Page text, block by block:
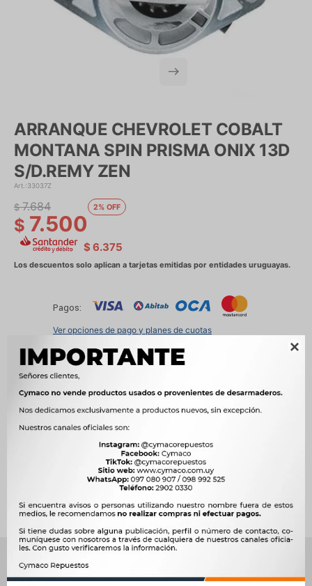

ARRANQUE CHEVROLET COBALT
MONTANA SPIN PRISMA ONIX 13D
S/D.REMY ZEN
33037Z
$ 7.500
$ 7.684 2
$ 6.375
Pagos:
Ver opciones de pago y planes de cuotas
Métodos y costos de envío
Ver mas productos de la marca Zen
Productos que te pueden interesar